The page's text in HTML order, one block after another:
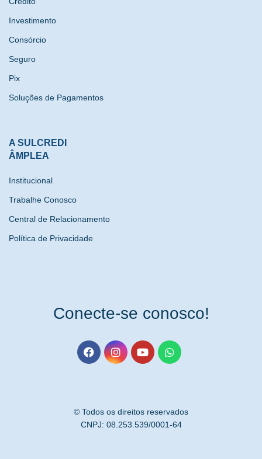
Investimento
Consórcio
Seguro
Pix
Soluções de Pagamentos
A SULCREDI
ÂMPLEA
Institucional
Trabalhe Conosco
Central de Relacionamento
Política de Privacidade
Conecte-se conosco!
© Todos os direitos reservados
CNPJ: 08.253.539/0001-64